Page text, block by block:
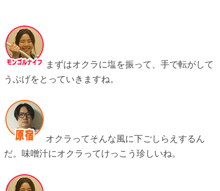
まずはオクラに塩を振って、手で転がして
うぶげをとっていきますね。
オクラってそんな風に下ごしらえするん
だ。味噌汁にオクラってけっこう珍しいね。